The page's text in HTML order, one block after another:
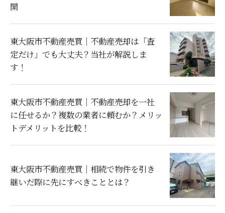
開
東大阪市不動産売買｜不動産売却は「査
定だけ」でも大丈夫？当社が解説しま
す！
東大阪市不動産売買｜不動産売却を一社
に任せるか？複数の業者に頼むか？メリッ
トデメリットを比較！
東大阪市不動産売買｜相続で物件を引き
継いだ際に先にすべきこととは？